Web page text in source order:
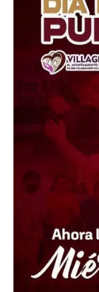
Las y los
y reforzaron
estudiantes en
promoviendo
de paz. Con
Superior busca
y brindar a la
contribuyan al
creación de